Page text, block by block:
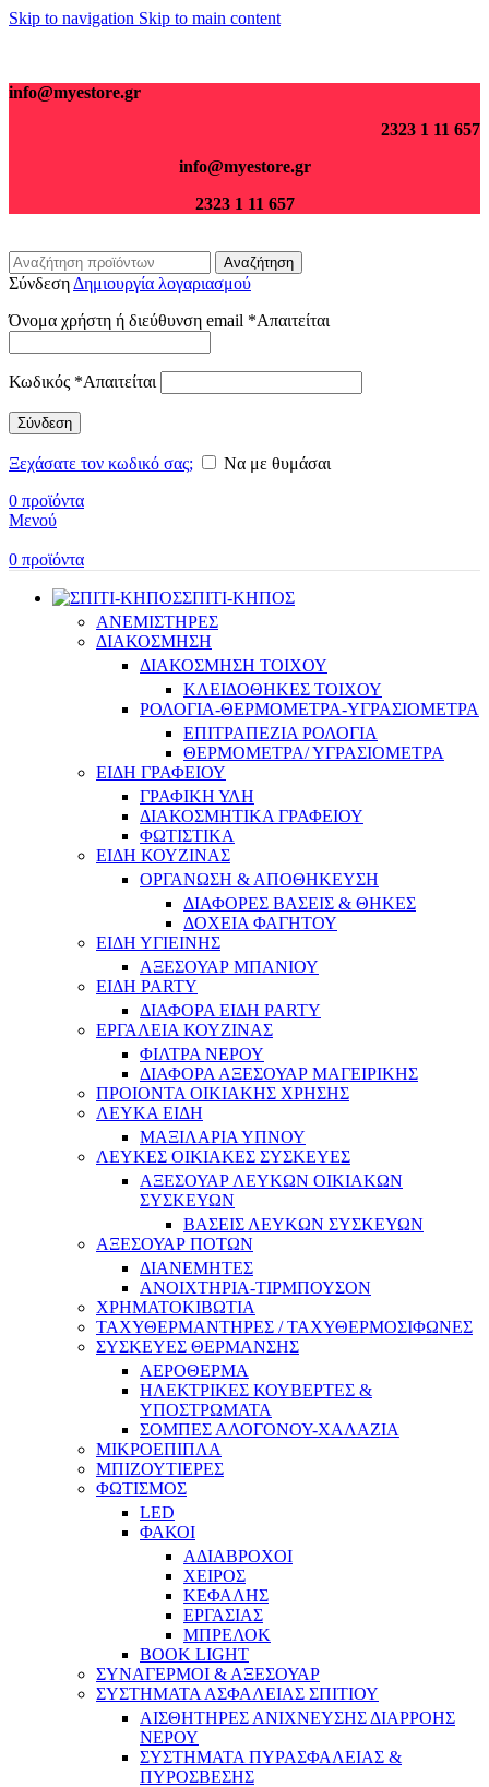
Skip to navigation Skip to main content
info@myestore.gr
2323 1 11 657
info@myestore.gr
2323 1 11 657
Αναζήτηση
Σύνδεση Δημιουργία λογαριασμού
Όνομα χρήστη ή διεύθυνση email *Απαιτείται
Κωδικός *Απαιτείται
Σύνδεση
Ξεχάσατε τον κωδικό σας;
Να με θυμάσαι
0 προϊόντα
Μενού
0 προϊόντα
ΣΠΙΤΙ-ΚΗΠΟΣ
ΑΝΕΜΙΣΤΗΡΕΣ
ΔΙΑΚΟΣΜΗΣΗ
ΔΙΑΚΟΣΜΗΣΗ ΤΟΙΧΟΥ
ΚΛΕΙΔΟΘΗΚΕΣ ΤΟΙΧΟΥ
ΡΟΛΟΓΙΑ-ΘΕΡΜΟΜΕΤΡΑ-ΥΓΡΑΣΙΟΜΕΤΡΑ
ΕΠΙΤΡΑΠΕΖΙΑ ΡΟΛΟΓΙΑ
ΘΕΡΜΟΜΕΤΡΑ/ ΥΓΡΑΣΙΟΜΕΤΡΑ
ΕΙΔΗ ΓΡΑΦΕΙΟΥ
ΓΡΑΦΙΚΗ ΥΛΗ
ΔΙΑΚΟΣΜΗΤΙΚΑ ΓΡΑΦΕΙΟΥ
ΦΩΤΙΣΤΙΚΑ
ΕΙΔΗ ΚΟΥΖΙΝΑΣ
ΟΡΓΑΝΩΣΗ & ΑΠΟΘΗΚΕΥΣΗ
ΔΙΑΦΟΡΕΣ ΒΑΣΕΙΣ & ΘΗΚΕΣ
ΔΟΧΕΙΑ ΦΑΓΗΤΟΥ
ΕΙΔΗ ΥΓΙΕΙΝΗΣ
ΑΞΕΣΟΥΑΡ ΜΠΑΝΙΟΥ
ΕΙΔΗ PARTY
ΔΙΑΦΟΡΑ ΕΙΔΗ PARTY
ΕΡΓΑΛΕΙΑ ΚΟΥΖΙΝΑΣ
ΦΙΛΤΡΑ ΝΕΡΟΥ
ΔΙΑΦΟΡΑ ΑΞΕΣΟΥΑΡ ΜΑΓΕΙΡΙΚΗΣ
ΠΡΟΙΟΝΤΑ ΟΙΚΙΑΚΗΣ ΧΡΗΣΗΣ
ΛΕΥΚΑ ΕΙΔΗ
ΜΑΞΙΛΑΡΙΑ ΥΠΝΟΥ
ΛΕΥΚΕΣ ΟΙΚΙΑΚΕΣ ΣΥΣΚΕΥΕΣ
ΑΞΕΣΟΥΑΡ ΛΕΥΚΩΝ ΟΙΚΙΑΚΩΝ
ΣΥΣΚΕΥΩΝ
ΒΑΣΕΙΣ ΛΕΥΚΩΝ ΣΥΣΚΕΥΩΝ
ΑΞΕΣΟΥΑΡ ΠΟΤΩΝ
ΔΙΑΝΕΜΗΤΕΣ
ΑΝΟΙΧΤΗΡΙΑ-ΤΙΡΜΠΟΥΣΟΝ
ΧΡΗΜΑΤΟΚΙΒΩΤΙΑ
ΤΑΧΥΘΕΡΜΑΝΤΗΡΕΣ / ΤΑΧΥΘΕΡΜΟΣΙΦΩΝΕΣ
ΣΥΣΚΕΥΕΣ ΘΕΡΜΑΝΣΗΣ
ΑΕΡΟΘΕΡΜΑ
ΗΛΕΚΤΡΙΚΕΣ ΚΟΥΒΕΡΤΕΣ &
ΥΠΟΣΤΡΩΜΑΤΑ
ΣΟΜΠΕΣ ΑΛΟΓΟΝΟΥ-ΧΑΛΑΖΙΑ
ΜΙΚΡΟΕΠΙΠΛΑ
ΜΠΙΖΟΥΤΙΕΡΕΣ
ΦΩΤΙΣΜΟΣ
LED
ΦΑΚΟΙ
ΑΔΙΑΒΡΟΧΟΙ
ΧΕΙΡΟΣ
ΚΕΦΑΛΗΣ
ΕΡΓΑΣΙΑΣ
ΜΠΡΕΛΟΚ
BOOK LIGHT
ΣΥΝΑΓΕΡΜΟΙ & ΑΞΕΣΟΥΑΡ
ΣΥΣΤΗΜΑΤΑ ΑΣΦΑΛΕΙΑΣ ΣΠΙΤΙΟΥ
ΑΙΣΘΗΤΗΡΕΣ ΑΝΙΧΝΕΥΣΗΣ ΔΙΑΡΡΟΗΣ
ΝΕΡΟΥ
ΣΥΣΤΗΜΑΤΑ ΠΥΡΑΣΦΑΛΕΙΑΣ &
ΠΥΡΟΣΒΕΣΗΣ